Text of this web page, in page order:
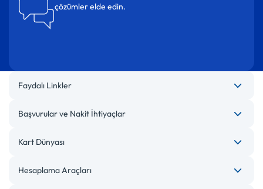
çözümler elde edin.
Faydalı Linkler
Başvurular ve Nakit İhtiyaçlar
Kart Dünyası
Hesaplama Araçları